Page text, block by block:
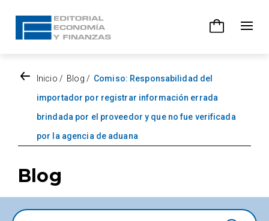
Inicio / Blog / Comiso: Responsabilidad del
importador por registrar información errada
brindada por el proveedor y que no fue verificada
por la agencia de aduana